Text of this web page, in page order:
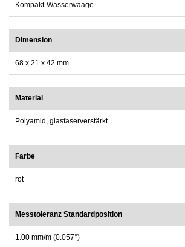
Kompakt-Wasserwaage
Dimension
68 x 21 x 42 mm
Material
Polyamid, glasfaserverstärkt
Farbe
rot
Messtoleranz Standardposition
1.00 mm/m (0.057°)